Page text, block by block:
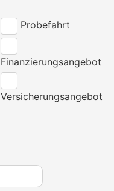
Probefahrt
Finanzierungsangebot
Versicherungsangebot